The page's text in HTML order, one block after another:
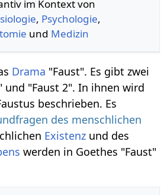
im Kontext von
, Psychologie,
und Medizin
Drama "Faust". Es gibt zwei
und "Faust 2". In ihnen wird
beschrieben. Es
des menschlichen
Existenz und des
werden in Goethes "Faust"